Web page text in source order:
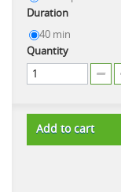
Duration
40 min
Quantity
Add to cart